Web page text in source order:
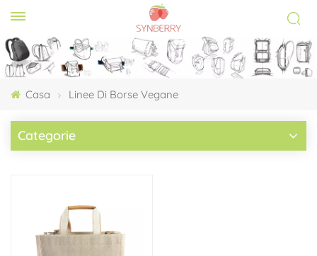
Casa Linee Di Borse Vegane
Categorie